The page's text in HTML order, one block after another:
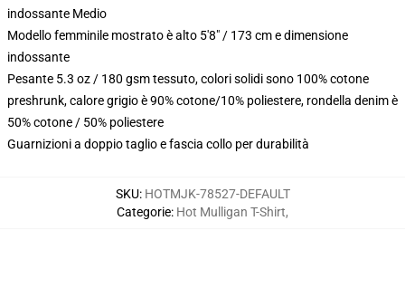
indossante Medio
Modello femminile mostrato è alto 5'8" / 173 cm e dimensione
indossante
Pesante 5.3 oz / 180 gsm tessuto, colori solidi sono 100% cotone
preshrunk, calore grigio è 90% cotone/10% poliestere, rondella denim è
50% cotone / 50% poliestere
Guarnizioni a doppio taglio e fascia collo per durabilità
SKU: HOTMJK-78527-DEFAULT
Categorie: Hot Mulligan T-Shirt,